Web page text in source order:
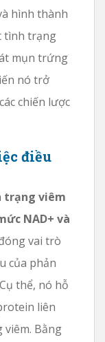
hình thành
tình trạng
mụn trứng
nó trở
chiến lược
điều
trạng viêm
NAD+ và
vai trò
của phản
thể, nó hỗ
liên
viêm. Bằng